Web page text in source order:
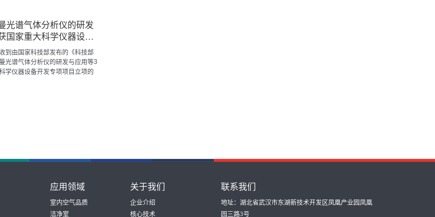
光谱气体分析仪的研发
国家重大科学仪器设备
立项
到由国家科技部发布的《科技部
光谱气体分析仪的研发与应用等3
学仪器设备开发专项项目立项的
应用领域
室内空气品质
洁净室
关于我们
企业介绍
核心技术
联系我们
地址：湖北省武汉市东湖新技术开发区凤凰产业园凤凰
园三路3号